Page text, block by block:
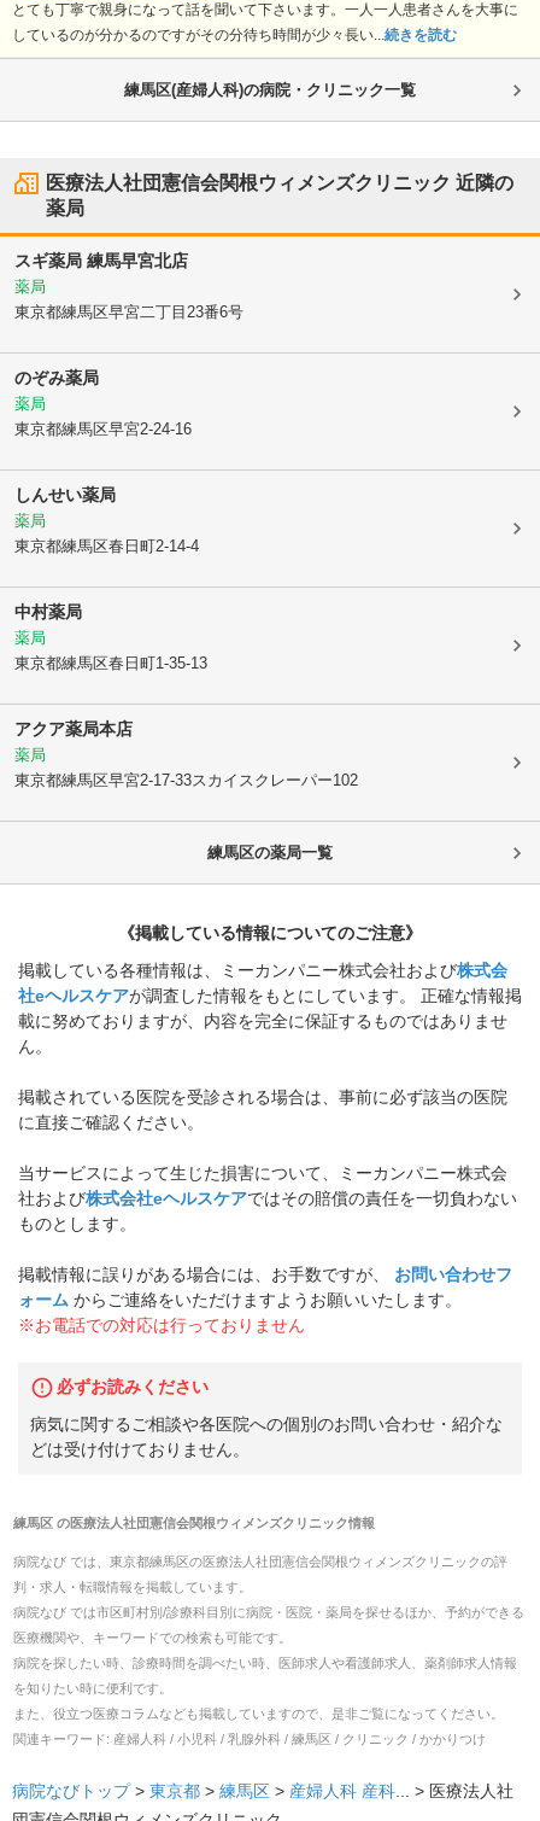
とても丁寧で親身になって話を聞いて下さいます。一人一人患者さんを大事に
しているのが分かるのですがその分待ち時間が少々長い...続きを読む
練馬区(産婦人科)の病院・クリニック一覧
医療法人社団憲信会関根ウィメンズクリニック 近隣の
薬局
スギ薬局 練馬早宮北店
薬局
東京都練馬区早宮二丁目23番6号
のぞみ薬局
薬局
東京都練馬区早宮2-24-16
しんせい薬局
薬局
東京都練馬区春日町2-14-4
中村薬局
薬局
東京都練馬区春日町1-35-13
アクア薬局本店
薬局
東京都練馬区早宮2-17-33スカイスクレーパー102
練馬区の薬局一覧
《掲載している情報についてのご注意》
掲載している各種情報は、ミーカンパニー株式会社および株式会
社eヘルスケアが調査した情報をもとにしています。 正確な情報掲
載に努めておりますが、内容を完全に保証するものではありませ
ん。
掲載されている医院を受診される場合は、事前に必ず該当の医院
に直接ご確認ください。
当サービスによって生じた損害について、ミーカンパニー株式会
社および株式会社eヘルスケアではその賠償の責任を一切負わない
ものとします。
掲載情報に誤りがある場合には、お手数ですが、
お問い合わせフ
ォーム からご連絡をいただけますようお願いいたします。
※お電話での対応は行っておりません
必ずお読みください
病気に関するご相談や各医院への個別のお問い合わせ・紹介な
どは受け付けておりません。
練馬区 の医療法人社団憲信会関根ウィメンズクリニック情報
病院なび では、 東京都練馬区の医療法人社団憲信会関根ウィメンズクリニックの評
判・求人・転職情報を掲載しています。
病院なび では市区町村別/診療科目別に病院・医院・薬局を探せるほか、予約ができる
医療機関や、キーワードでの検索も可能です。
病院を探したい時、診療時間を調べたい時、医師求人や看護師求人、薬剤師求人情報
を知りたい時に便利です。
また、役立つ医療コラムなども掲載していますので、是非ご覧になってください。
関連キーワード: 産婦人科 / 小児科 / 乳腺外科 / 練馬区 / クリニック / かかりつけ
病院なびトップ > 東京都 > 練馬区 > 産婦人科 産科 ... > 医療法人社